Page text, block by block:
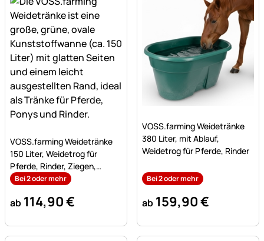
Noch keine Bewertungen abgegeben
VOSS.farming Weidetränke
150 Liter, Weidetrog für
Pferde, Rinder, Ziegen,
Schafe
Bei 2 oder mehr
ab 114,90€
VOSS.farming Weidetränke
380 Liter, mit Ablauf,
Weidetrog für Pferde, Rinder
Bei 2 oder mehr
ab 159,90€